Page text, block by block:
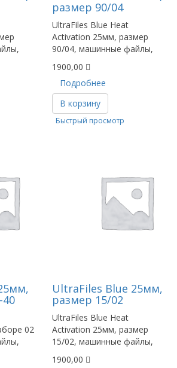
размер 90/04
UltraFiles Blue Heat
Activation 25мм, размер
90/04, машинные файлы,
1900,00
Подробнее
В корзину
40
02
Быстрый просмотр
UltraFiles Blue 25мм,
размер 15/02
UltraFiles Blue Heat
Activation 25мм, размер
15/02, машинные файлы,
1900,00